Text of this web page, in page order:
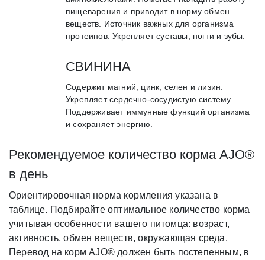
пищеварения и приводит в норму обмен
веществ. Источник важных для организма
протеинов. Укрепляет суставы, ногти и зубы.
СВИНИНА
Содержит магний, цинк, селен и лизин.
Укрепляет сердечно-сосудистую систему.
Поддерживает иммунные функций организма
и сохраняет энергию.
Рекомендуемое количество корма AJO®
в день
Ориентировочная норма кормления указана в
таблице. Подбирайте оптимальное количество корма
учитывая особенности вашего питомца: возраст,
активность, обмен веществ, окружающая среда.
Перевод на корм AJO® должен быть постепенным, в